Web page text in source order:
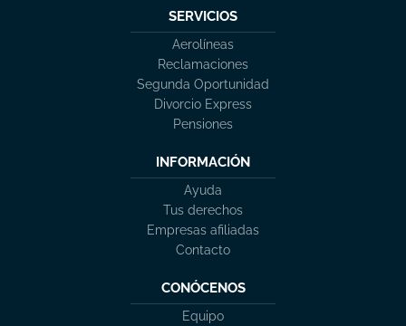
SERVICIOS
Aerolíneas
Reclamaciones
Segunda Oportunidad
Divorcio Express
Pensiones
INFORMACIÓN
Ayuda
Tus derechos
Empresas afiliadas
Contacto
CONÓCENOS
Equipo